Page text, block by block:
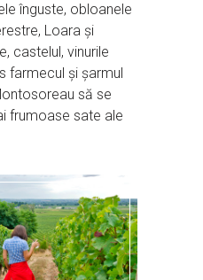
înguste, obloanele
Loara și
castelul, vinurile
farmecul și șarmul
să se
frumoase sate ale